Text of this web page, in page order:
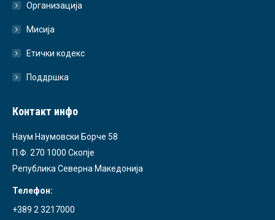
Организација
Мисија
Етички кодекс
Поддршка
Контакт инфо
Наум Наумовски Борче 58
П.Ф. 270 1000 Скопје
Република Северна Македонија
Телефон:
+389 2 3217000